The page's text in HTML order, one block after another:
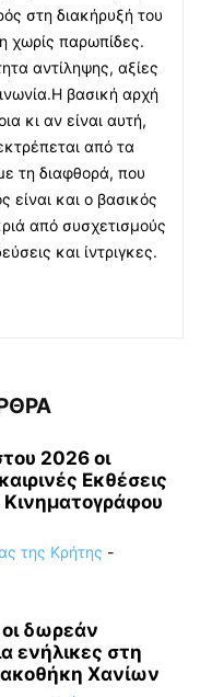
στη διακήρυξή του
χωρίς παρωπίδες.
αντίληψης, αξίες
βασική αρχή
κι αν είναι αυτή,
από τα
τη διαφθορά, που
είναι και ο βασικός
από συσχετισμούς
και ίντριγκες.
2026 οι
Εκθέσεις
Κινηματογράφου
της Κρήτης -
οι δωρεάν
ενήλικες στη
Χανίων